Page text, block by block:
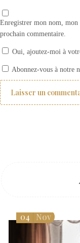
Enregistrer mon nom,
prochain commentaire.
Oui, ajoutez-moi à
Abonnez-vous à notre
04 Nov